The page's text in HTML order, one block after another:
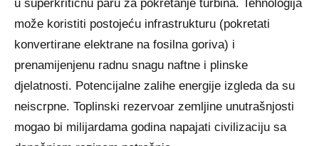
u superkritičnu paru za pokretanje turbina. Tehnologija
može koristiti postojeću infrastrukturu (pokretati
konvertirane elektrane na fosilna goriva) i
prenamijenjenu radnu snagu naftne i plinske
djelatnosti. Potencijalne zalihe energije izgleda da su
neiscrpne. Toplinski rezervoar zemljine unutrašnjosti
mogao bi milijardama godina napajati civilizaciju sa